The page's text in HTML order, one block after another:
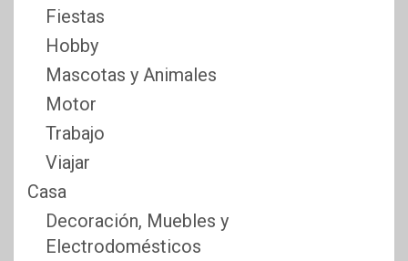
Fiestas
Hobby
Mascotas y Animales
Motor
Trabajo
Viajar
Casa
Decoración, Muebles y
Electrodomésticos